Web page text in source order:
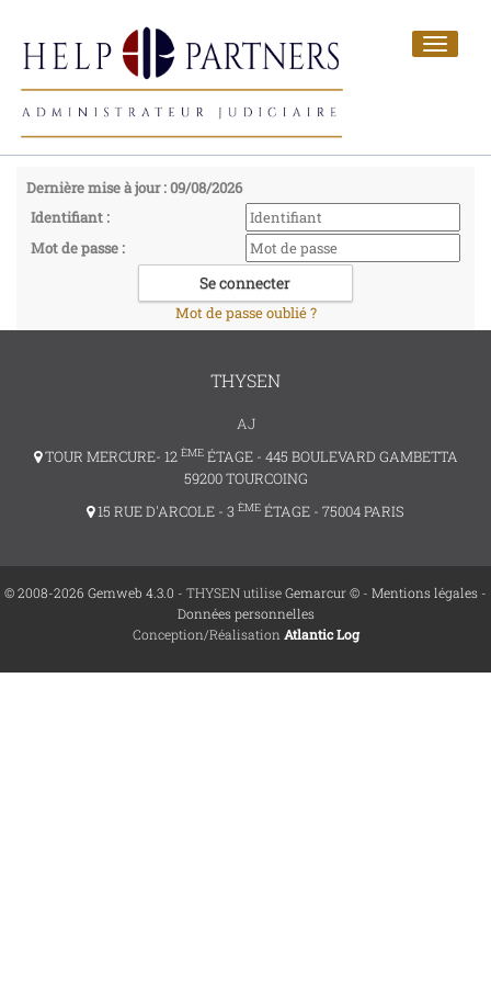
Toggle
Dernière mise à jour : 09/08/2026
Identifiant :
Mot de passe :
Mot de passe oublié ?
THYSEN
AJ
TOUR MERCURE- 12 ÈMEÉTAGE - 445 BOULEVARD GAMBETTA
59200 TOURCOING
15 RUE D'ARCOLE - 3 ÈME ÉTAGE - 75004 PARIS
© 2008-2026 Gemweb 4.3.0 - THYSEN utiliseGemarcur © - Mentions légales -
Données personnelles
Conception/Réalisation Atlantic Log